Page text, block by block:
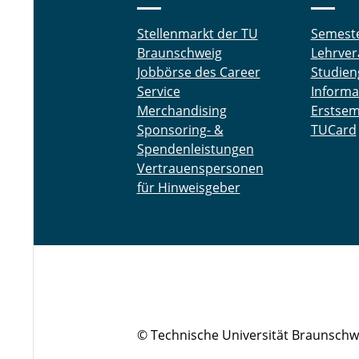
Stellenmarkt der TU
Braunschweig
Jobbörse des Career
Service
Merchandising
Sponsoring- &
Spendenleistungen
Vertrauenspersonen
für Hinweisgeber
TUCard
© Technische Universität